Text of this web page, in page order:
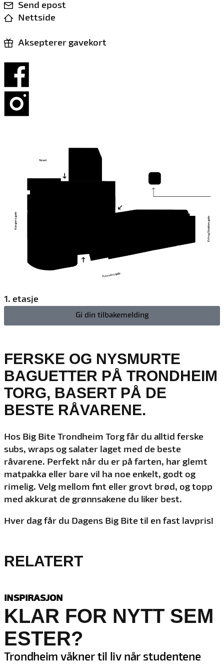
Send epost
Nettside
Aksepterer gavekort
Kongens gate Erling Skakkes gate
Prinsens gate
Torvet
1. etasje
Gi din tilbakemelding
FERSKE OG NYSMURTE
BAGUETTER PÅ TRONDHEIM
TORG, BASERT PÅ DE
BESTE RÅVARENE.
Hos Big Bite Trondheim Torg får du alltid ferske
subs, wraps og salater laget med de beste
råvarene. Perfekt når du er på farten, har glemt
matpakka eller bare vil ha noe enkelt, godt og
rimelig. Velg mellom fint eller grovt brød, og topp
med akkurat de grønnsakene du liker best.
Hver dag får du Dagens Big Bite til en fast lavpris!
RELATERT
INSPIRASJON
KLAR FOR NYTT SEM
ESTER?
Trondheim våkner til liv når studentene